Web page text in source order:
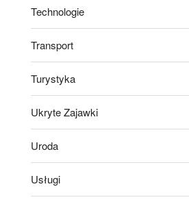
Technologie
Transport
Turystyka
Ukryte Zajawki
Uroda
Usługi